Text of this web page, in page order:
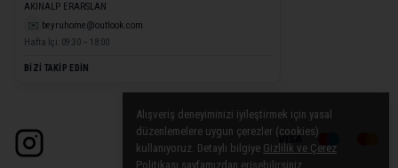
Alışveriş deneyiminizi iyileştirmek için yasal
düzenlemelere uygun çerezler (cookies)
kullanıyoruz. Detaylı bilgiye Gizlilik ve Çerez
Politikası sayfamızdan erişebilirsiniz.
AKINALP ERARSLAN
✉️ beyruhome@outlook.com
Hafta İçi: 09:30 – 18:00
BİZİ TAKİP EDİN